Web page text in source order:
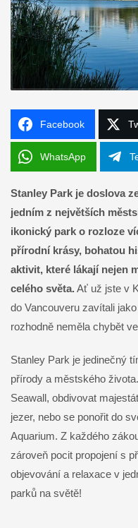
Facebook
WhatsApp
Stanley Park je doslova
jedním z největších
ikonický park o rozloze
přírodní krásy, bohatou
aktivit, které lákají nejen
celého světa.Ať už jste v
do Vancouveru zavítali
rozhodně neměla chybět
Stanley Park je jedinečný
přírody a městského
Seawall, obdivovat
jezer, nebo se ponořit do
Aquarium. Z každého
zároveň pocit propojení s
objevování a relaxace v
parků na světě!